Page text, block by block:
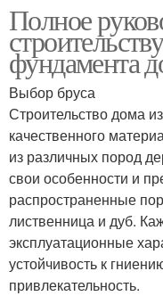
Полное
фундамента
Выбор бруса
Строительство дома
качественного
из различных пород
свои особенности и
распространенные
лиственница и дуб.
эксплуатационные
устойчивость к
привлекательность.